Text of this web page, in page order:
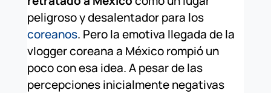
peligroso y desalentador para los
coreanos. Pero la emotiva llegada de la
vlogger coreana a México rompió un
poco con esa idea. A pesar de las
percepciones inicialmente negativas